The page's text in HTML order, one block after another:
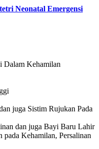
Neonatal Emergensi
Dalam Kehamilan
juga Sistim Rujukan Pada
dan juga Bayi Baru Lahir
pada Kehamilan, Persalinan